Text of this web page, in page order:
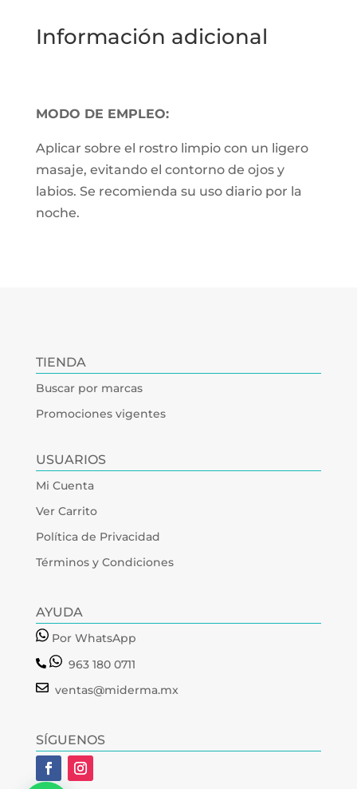
cantidad
Información adicional
MODO DE EMPLEO:
Aplicar sobre el rostro limpio con un ligero
masaje, evitando el contorno de ojos y
labios. Se recomienda su uso diario por la
noche.
TIENDA
Buscar por marcas
Promociones vigentes
USUARIOS
Mi Cuenta
Ver Carrito
Política de Privacidad
Términos y Condiciones
AYUDA
Por WhatsApp
963 180 0711
ventas@miderma.mx
SÍGUENOS